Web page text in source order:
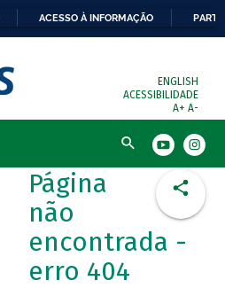
ACESSO À INFORMAÇÃO
ENGLISH
ACESSIBILIDADE
A+ A-
Busca
Página
não
encontrada -
erro 404